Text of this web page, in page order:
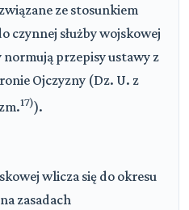
ze stosunkiem
czynnej służby wojskowej
normują przepisy ustawy z
Ojczyzny (Dz. U. z
17)).
wlicza się do okresu
zasadach